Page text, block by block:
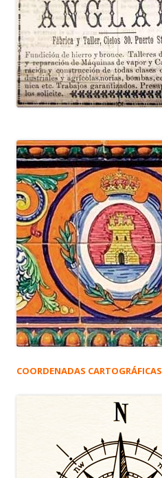
COORDENADAS CARTOGRÁFICAS